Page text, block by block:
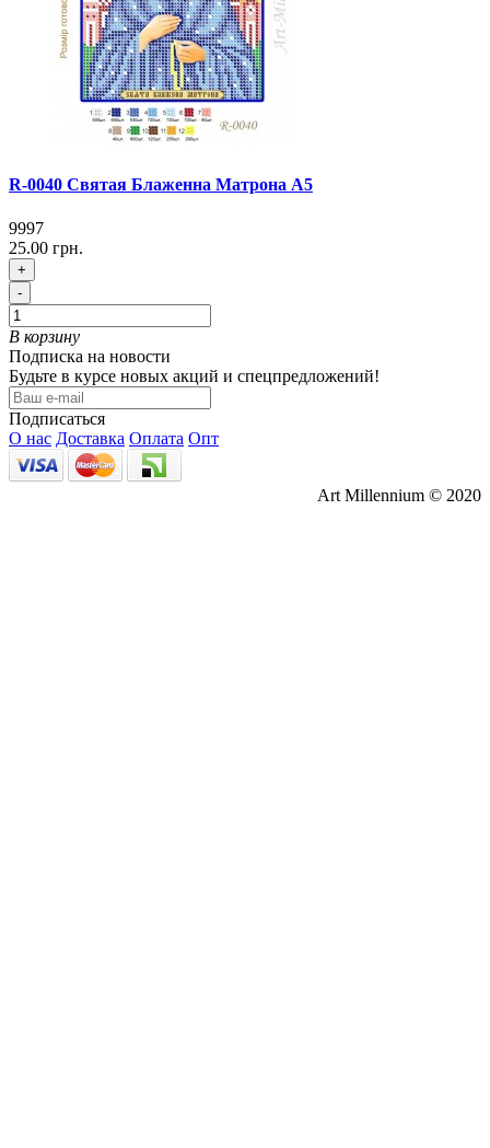
R-0040 Святая Блаженна Матрона А5
9997
25.00 грн.
+
-
В корзину
Подписка на новости
Будьте в курсе новых акций и спецпредложений!
Подписаться
О нас Доставка Оплата Опт
Art Millennium © 2020